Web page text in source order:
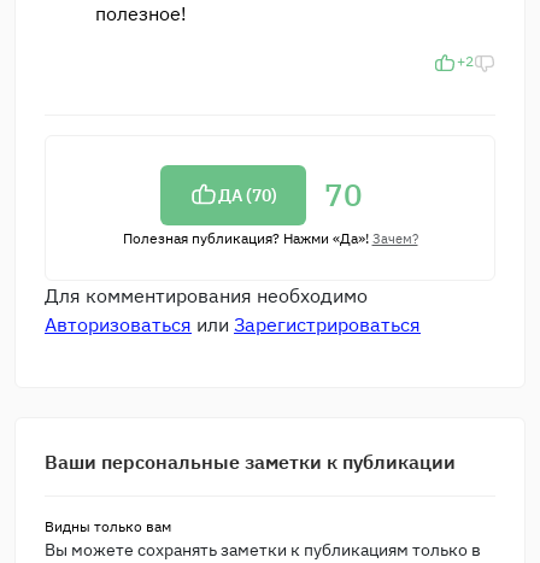
полезное!
+2
ДА (70) 70
Полезная публикация? Нажми «Да»! Зачем?
Для комментирования необходимо
Авторизоваться или Зарегистрироваться
Ваши персональные заметки к публикации
Видны только вам
Вы можете сохранять заметки к публикациям только в